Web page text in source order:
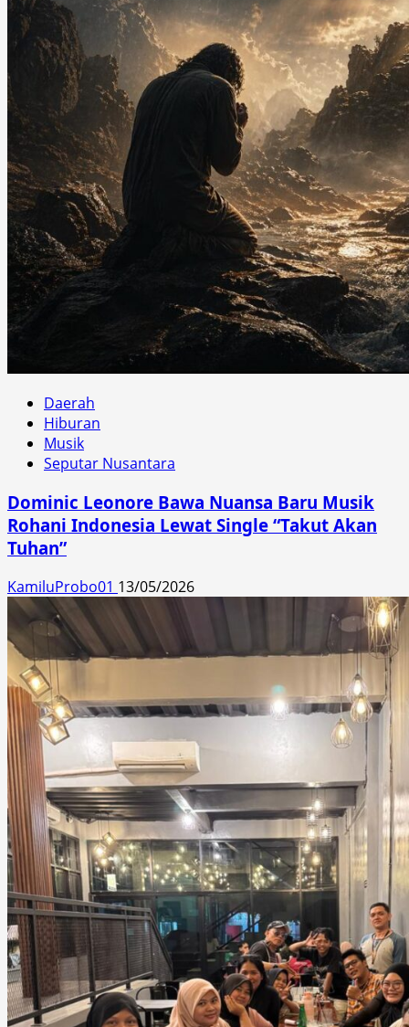
Daerah
Hiburan
Musik
Seputar Nusantara
Dominic Leonore Bawa Nuansa Baru Musik
Rohani Indonesia Lewat Single “Takut Akan
Tuhan”
KamiluProbo01 13/05/2026